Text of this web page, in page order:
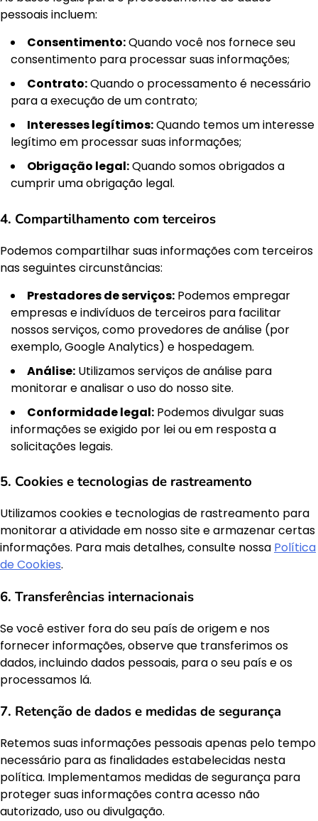
pessoais incluem:
Consentimento:Quando você nos fornece seu
consentimento para processar suas informações;
Contrato:Quando o processamento é necessário
para a execução de um contrato;
Interesses legítimos:Quando temos um interesse
legítimo em processar suas informações;
Obrigação legal:Quando somos obrigados a
cumprir uma obrigação legal.
4. Compartilhamento com terceiros
Podemos compartilhar suas informações com terceiros
nas seguintes circunstâncias:
Prestadores de serviços: Podemos empregar
empresas e indivíduos de terceiros para facilitar
nossos serviços, como provedores de análise (por
exemplo, Google Analytics) e hospedagem.
Análise: Utilizamos serviços de análise para
monitorar e analisar o uso do nosso site.
Conformidade legal: Podemos divulgar suas
informações se exigido por lei ou em resposta a
solicitações legais.
5. Cookies e tecnologias de rastreamento
Utilizamos cookies e tecnologias de rastreamento para
monitorar a atividade em nosso site e armazenar certas
informações. Para mais detalhes, consulte nossa Política
de Cookies.
6. Transferências internacionais
Se você estiver fora do seu país de origem e nos
fornecer informações, observe que transferimos os
dados, incluindo dados pessoais, para o seu país e os
processamos lá.
7. Retenção de dados e medidas de segurança
Retemos suas informações pessoais apenas pelo tempo
necessário para as finalidades estabelecidas nesta
política. Implementamos medidas de segurança para
proteger suas informações contra acesso não
autorizado, uso ou divulgação.